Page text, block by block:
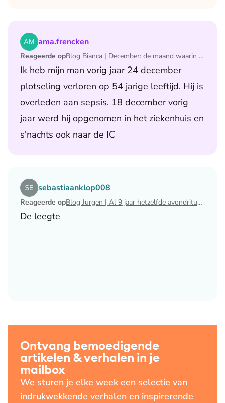
ama.frencken
Reageerde op Blog Bianca | December: de maand waarin ik mijn man verloor
Ik heb mijn man vorig jaar 24 december
plotseling verloren op 54 jarige leeftijd. Hij is
overleden aan sepsis. 18 december vorig
jaar werd hij opgenomen in het ziekenhuis en
s'nachts ook naar de IC
Lees het artikel Blog Bianca | December: de maand
sebastiaanklop008
Reageerde op Blog Jurgen | Al 9 jaar hetzelfde avondritueel
De leegte
Lees het artikel Blog Jurgen | Al 9 jaar hetzelfde
Ontvang bemoedigende
artikelen & verhalen in je
mailbox
We sturen je elke week een selectie van
indrukwekkende verhalen en inspirerende